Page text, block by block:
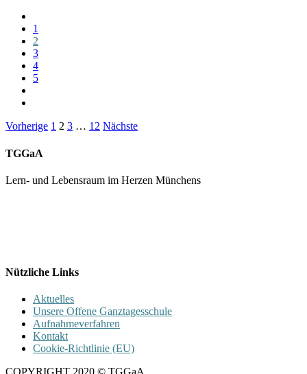
1
2
3
4
5
Seitennummerierung
der
Vorherige 1 2 3 … 12 Nächste
TGGaA
Lern- und Lebensraum im Herzen Münchens
Nützliche Links
Aktuelles
Unsere Offene Ganztagesschule
Aufnahmeverfahren
Kontakt
Cookie-Richtlinie (EU)